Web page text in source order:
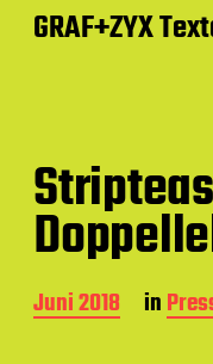
GRAF+ZYX
B
e
Juni 2018 in